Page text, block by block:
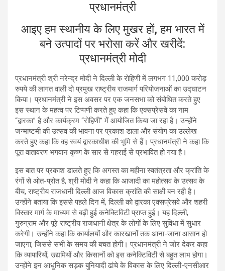
प्रधानमंत्री
आइए हम स्थानीय के लिए मुखर हों, हम भारत में
बने उत्पादों पर भरोसा करें और खरीदें:
प्रधानमंत्री मोदी
प्रधानमंत्री श्री नरेन्द्र मोदी ने दिल्ली के रोहिणी में लगभग 11,000 करोड़
रुपये की लागत वाली दो प्रमुख राष्ट्रीय राजमार्ग परियोजनाओं का उद्घाटन
किया। प्रधानमंत्री ने इस अवसर पर एक जनसभा को संबोधित करते हुए
इस स्थान के महत्व पर टिप्पणी करते हुए कहा कि एक्सप्रेसवे का नाम
“द्वारका” है और कार्यक्रम “रोहिणी” में आयोजित किया जा रहा है। उन्होंने
जन्माष्टमी की उत्सव की भावना पर प्रकाश डाला और संयोग का उल्लेख
करते हुए कहा कि वह स्वयं द्वारकाधीश की भूमि से हैं। प्रधानमंत्री ने कहा कि
पूरा वातावरण भगवान कृष्ण के सार से गहराई से प्रभावित हो गया है।
इस बात पर प्रकाश डालते हुए कि अगस्त का महीना स्वतंत्रता और क्रांति के
रंगों से ओत-प्रोत है, श्री मोदी ने कहा कि आजादी का महोत्सव के उत्सव के
बीच, राष्ट्रीय राजधानी दिल्ली आज विकास क्रांति की साक्षी बन रही है।
उन्होंने बताया कि इससे पहले दिन में, दिल्ली को द्वारका एक्सप्रेसवे और शहरी
विस्तार मार्ग के माध्यम से बढ़ी हुई कनेक्टिविटी प्राप्त हुई। यह दिल्ली,
गुरुग्राम और पूरे राष्ट्रीय राजधानी क्षेत्र के लोगों के लिए सुविधा में सुधार
करेगी। उन्होंने कहा कि कार्यालयों और कारखानों तक आना-जाना आसान हो
जाएगा, जिससे सभी के समय की बचत होगी। प्रधानमंत्री ने जोर देकर कहा
कि व्यापारियों, उद्यमियों और किसानों को इस कनेक्टिविटी से बहुत लाभ होगा।
उन्होंने इन आधुनिक सड़क बुनियादी ढांचे के विकास के लिए दिल्ली-एनसीआर